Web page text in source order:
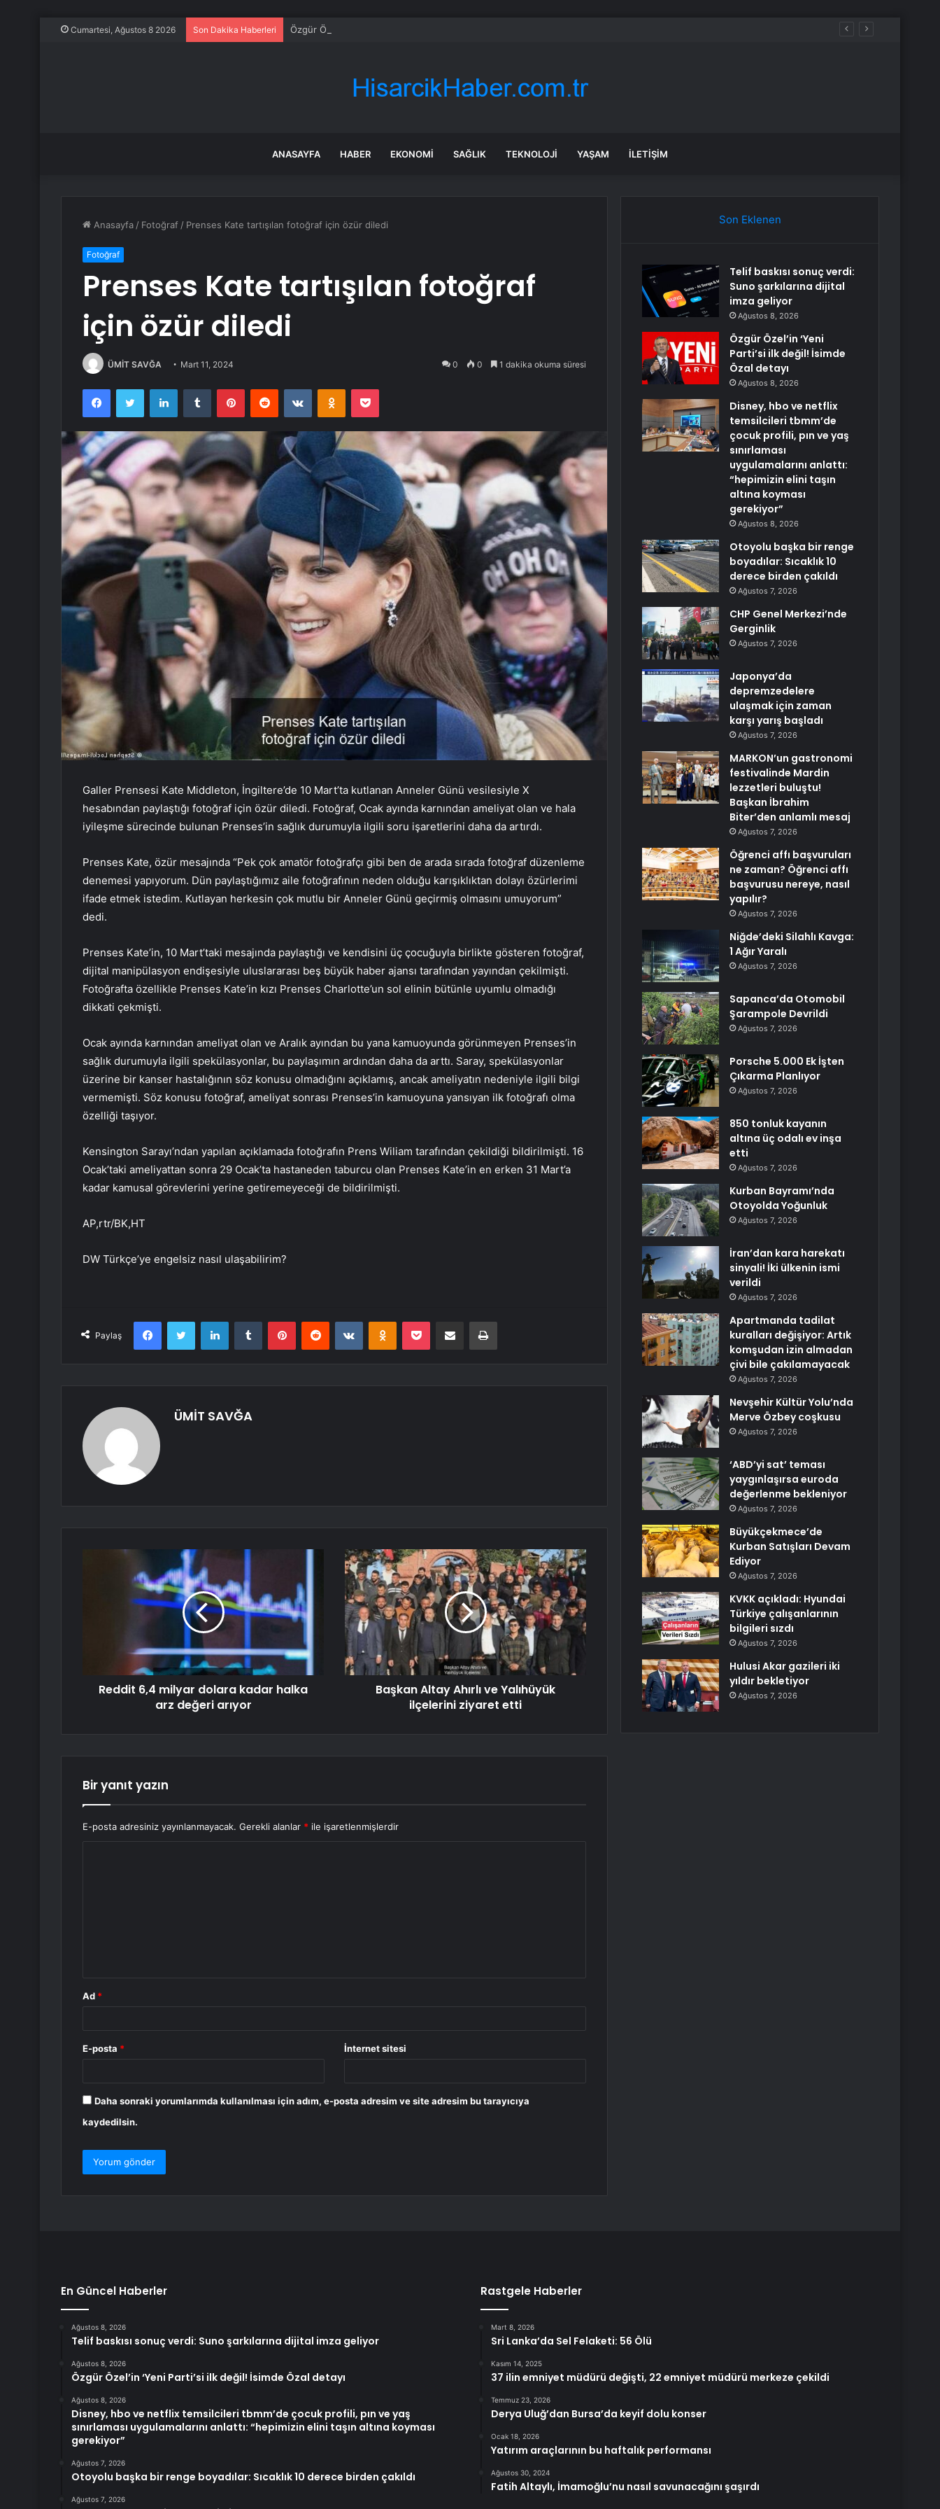
Cumartesi, Ağustos 8 2026 Son Dakika Haberleri Özgür Özel’in ‘Yeni Parti’si ilk değil! İsimde Özal detayı
ANASAYFA HABER EKONOMI SAĞLIK TEKNOLOJI YAŞAM İLETIŞIM
Anasayfa / Fotoğraf / Prenses Kate tartışılan fotoğraf için özür diledi
Fotoğraf
Prenses Kate tartışılan fotoğraf
için özür diledi
ÜMİT SAVĞA Mart 11, 2024 0 0 1 dakika okuma süresi
FacebookTwitter LinkedInTumblr PinterestReddit VKontakteOdnoklassniki
Pocket
Galler Prensesi Kate Middleton, İngiltere’de 10 Mart’ta kutlanan Anneler Günü vesilesiyle X
hesabından paylaştığı fotoğraf için özür diledi. Fotoğraf, Ocak ayında karnından ameliyat olan ve hala
iyileşme sürecinde bulunan Prenses’in sağlık durumuyla ilgili soru işaretlerini daha da artırdı.
Prenses Kate, özür mesajında “Pek çok amatör fotoğrafçı gibi ben de arada sırada fotoğraf düzenleme
denemesi yapıyorum. Dün paylaştığımız aile fotoğrafının neden olduğu karışıklıktan dolayı özürlerimi
ifade etmek istedim. Kutlayan herkesin çok mutlu bir Anneler Günü geçirmiş olmasını umuyorum”
dedi.
Prenses Kate’in, 10 Mart’taki mesajında paylaştığı ve kendisini üç çocuğuyla birlikte gösteren fotoğraf,
dijital manipülasyon endişesiyle uluslararası beş büyük haber ajansı tarafından yayından çekilmişti.
Fotoğrafta özellikle Prenses Kate’in kızı Prenses Charlotte’un sol elinin bütünle uyumlu olmadığı
dikkati çekmişti.
Ocak ayında karnından ameliyat olan ve Aralık ayından bu yana kamuoyunda görünmeyen Prenses’in
sağlık durumuyla ilgili spekülasyonlar, bu paylaşımın ardından daha da arttı. Saray, spekülasyonlar
üzerine bir kanser hastalığının söz konusu olmadığını açıklamış, ancak ameliyatın nedeniyle ilgili bilgi
vermemişti. Söz konusu fotoğraf, ameliyat sonrası Prenses’in kamuoyuna yansıyan ilk fotoğrafı olma
özelliği taşıyor.
Kensington Sarayı’ndan yapılan açıklamada fotoğrafın Prens Wiliam tarafından çekildiği bildirilmişti. 16
Ocak’taki ameliyattan sonra 29 Ocak’ta hastaneden taburcu olan Prenses Kate’in en erken 31 Mart’a
kadar kamusal görevlerini yerine getiremeyeceği de bildirilmişti.
AP,rtr/BK,HT
DW Türkçe’ye engelsiz nasıl ulaşabilirim?
Paylaş
FacebookTwitter LinkedInTumblr PinterestReddit VKontakteOdnoklassniki
Pocket E-Posta ile paylaş Yazdır
ÜMİT SAVĞA
Reddit 6,4 milyar dolara kadar halka
arz değeri arıyor
Başkan Altay Ahırlı ve Yalıhüyük
ilçelerini ziyaret etti
Bir yanıt yazın
E-posta adresiniz yayınlanmayacak. Gerekli alanlar * ile işaretlenmişlerdir
Ad *
E-posta * İnternet sitesi
Daha sonraki yorumlarımda kullanılması için adım, e-posta adresim ve site adresim bu tarayıcıya
kaydedilsin.
Son Eklenen
Telif baskısı sonuç verdi:
Suno şarkılarına dijital
imza geliyor
Ağustos 8, 2026
Özgür Özel’in ‘Yeni
Parti’si ilk değil! İsimde
Özal detayı
Ağustos 8, 2026
Disney, hbo ve netflix
temsilcileri tbmm’de
çocuk profili, pın ve yaş
sınırlaması
uygulamalarını anlattı:
“hepimizin elini taşın
altına koyması
gerekiyor”
Ağustos 8, 2026
Otoyolu başka bir renge
boyadılar: Sıcaklık 10
derece birden çakıldı
Ağustos 7, 2026
CHP Genel Merkezi’nde
Gerginlik
Ağustos 7, 2026
Japonya’da
depremzedelere
ulaşmak için zaman
karşı yarış başladı
Ağustos 7, 2026
MARKON’un gastronomi
festivalinde Mardin
lezzetleri buluştu!
Başkan İbrahim
Biter’den anlamlı mesaj
Ağustos 7, 2026
Öğrenci affı başvuruları
ne zaman? Öğrenci affı
başvurusu nereye, nasıl
yapılır?
Ağustos 7, 2026
Niğde’deki Silahlı Kavga:
1 Ağır Yaralı
Ağustos 7, 2026
Sapanca’da Otomobil
Şarampole Devrildi
Ağustos 7, 2026
Porsche 5.000 Ek İşten
Çıkarma Planlıyor
Ağustos 7, 2026
850 tonluk kayanın
altına üç odalı ev inşa
etti
Ağustos 7, 2026
Kurban Bayramı’nda
Otoyolda Yoğunluk
Ağustos 7, 2026
İran’dan kara harekatı
sinyali! İki ülkenin ismi
verildi
Ağustos 7, 2026
Apartmanda tadilat
kuralları değişiyor: Artık
komşudan izin almadan
çivi bile çakılamayacak
Ağustos 7, 2026
Nevşehir Kültür Yolu’nda
Merve Özbey coşkusu
Ağustos 7, 2026
‘ABD’yi sat’ teması
yaygınlaşırsa euroda
değerlenme bekleniyor
Ağustos 7, 2026
Büyükçekmece’de
Kurban Satışları Devam
Ediyor
Ağustos 7, 2026
KVKK açıkladı: Hyundai
Türkiye çalışanlarının
bilgileri sızdı
Ağustos 7, 2026
Hulusi Akar gazileri iki
yıldır bekletiyor
Ağustos 7, 2026
En Güncel Haberler
Ağustos 8, 2026
Telif baskısı sonuç verdi: Suno şarkılarına dijital imza geliyor
Ağustos 8, 2026
Özgür Özel’in ‘Yeni Parti’si ilk değil! İsimde Özal detayı
Ağustos 8, 2026
Disney, hbo ve netflix temsilcileri tbmm’de çocuk profili, pın ve yaş
sınırlaması uygulamalarını anlattı: “hepimizin elini taşın altına koyması
gerekiyor”
Ağustos 7, 2026
Otoyolu başka bir renge boyadılar: Sıcaklık 10 derece birden çakıldı
Ağustos 7, 2026
Rastgele Haberler
Mart 8, 2026
Sri Lanka’da Sel Felaketi: 56 Ölü
Kasım 14, 2025
37 ilin emniyet müdürü değişti, 22 emniyet müdürü merkeze çekildi
Temmuz 23, 2026
Derya Uluğ’dan Bursa’da keyif dolu konser
Ocak 18, 2026
Yatırım araçlarının bu haftalık performansı
Ağustos 30, 2024
Fatih Altaylı, İmamoğlu’nu nasıl savunacağını şaşırdı